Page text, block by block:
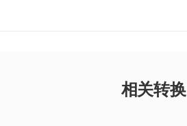
相关转换